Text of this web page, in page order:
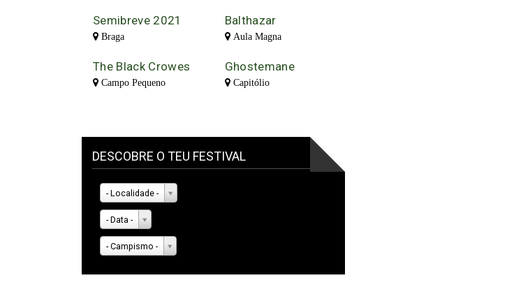
Semibreve 2021
Braga
Balthazar
Aula Magna
The Black Crowes
Campo Pequeno
Ghostemane
Capitólio
DESCOBRE O TEU FESTIVAL
- Localidade -
- Data -
- Campismo -